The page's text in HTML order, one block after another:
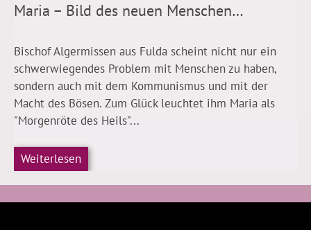
Maria – Bild des neuen Menschen…
Bischof Algermissen aus Fulda scheint nicht nur ein
schwerwiegendes Problem mit Menschen zu haben,
sondern auch mit dem Kommunismus und mit der
Macht des Bösen. Zum Glück leuchtet ihm Maria als
"Morgenröte des Heils"...
Weiterlesen